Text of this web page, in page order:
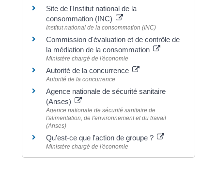
Site de l'Institut national de la
consommation (INC)
Institut national de la consommation (INC)
Commission d'évaluation et de contrôle de
la médiation de la consommation
Ministère chargé de l'économie
Autorité de la concurrence
Autorité de la concurrence
Agence nationale de sécurité sanitaire
(Anses)
Agence nationale de sécurité sanitaire de
l'alimentation, de l'environnement et du travail
(Anses)
Qu'est-ce que l'action de groupe ?
Ministère chargé de l'économie